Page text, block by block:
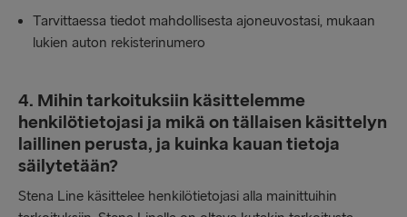
Tarvittaessa tiedot mahdollisesta ajoneuvostasi, mukaan
lukien auton rekisterinumero
4. Mihin tarkoituksiin käsittelemme
henkilötietojasi ja mikä on tällaisen käsittelyn
laillinen perusta, ja kuinka kauan tietoja
säilytetään?
Stena Line käsittelee henkilötietojasi alla mainittuihin